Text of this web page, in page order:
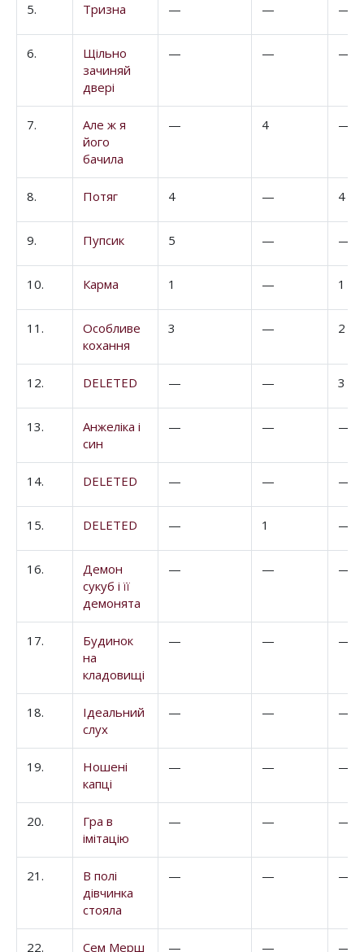
5. Тризна — — —
6.
Щільно
зачиняй
двері
— — —
7.
Але ж я
його
бачила
— 4 —
8. Потяг 4 — 4
9. Пупсик 5 — —
10. Карма 1 — 1
11.
Особливе
кохання
3 — 2
12. DELETED — — 3
13.
Анжеліка і
син
— — —
14. DELETED — — —
15. DELETED — 1 —
16.
Демон
сукуб і її
демонята
— — —
17.
Будинок
на
кладовищі
— — —
18.
Ідеальний
слух
— — —
19.
Ношені
капці
— — —
20.
Гра в
імітацію
— — —
21.
В полі
дівчинка
стояла
— — —
22. Сем Мерш — — —